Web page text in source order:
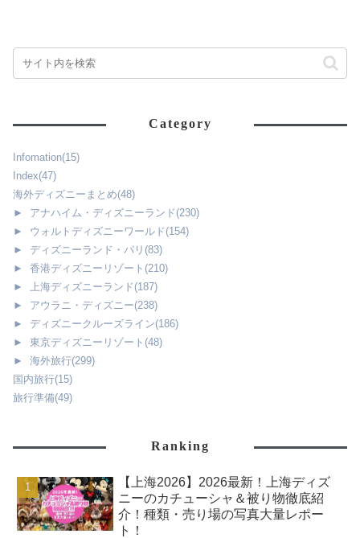
Category
Infomation(15)
Index(47)
海外ディズニーまとめ(48)
►
アナハイム・ディズニーランド (230)
►
ウォルトディズニーワールド (154)
►
ディズニーランド・パリ (83)
►
香港ディズニーリゾート (210)
►
上海ディズニーランド (187)
►
アウラニ・ディズニー(238)
►
ディズニークルーズライン(186)
►
東京ディズニーリゾート (48)
►
海外旅行(299)
国内旅行(15)
旅行準備(49)
Ranking
【上海2026】2026最新！上海ディズ
ニーのカチューシャ＆被り物徹底紹
介！種類・売り場の写真大量レポー
ト！